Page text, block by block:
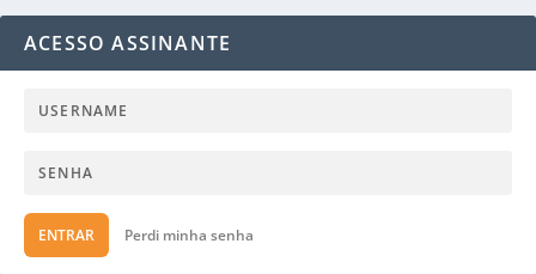
ACESSO ASSINANTE
ENTRAR Perdi minha senha